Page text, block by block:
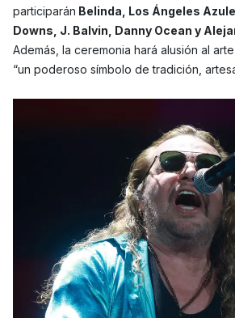
participarán Belinda, Los Ángeles
Downs, J. Balvin, Danny Ocean y
Además, la ceremonia hará alusión al
“un poderoso símbolo de tradición,